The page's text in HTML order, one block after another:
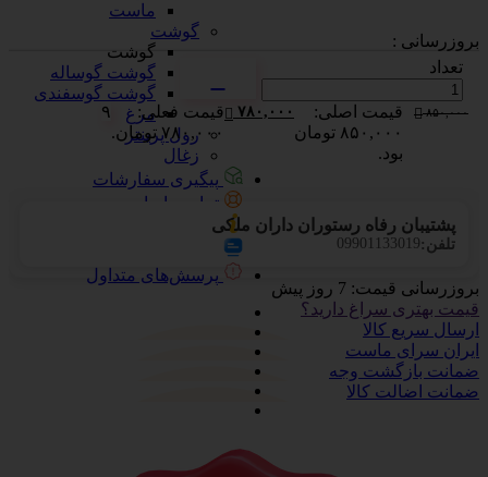
ماست
گوشت
گوشت
گوشت گوساله
گوشت گوسفندی
مرغ
رول پرینتر
زغال
پیگیری سفارشات
تماس با ما
درباره ما
پرسش‌های متداول
بروزرسانی :
تعداد
۸۵۰,۰۰۰
قیمت اصلی:
۸۵۰,۰۰۰ تومان
بود.
۷۸۰,۰۰۰
قیمت فعلی:
۷۸۰,۰۰۰ تومان.
۹
پشتیبان رفاه رستوران داران ملکی
تلفن: 09901133019
بروزرسانی قیمت: 7 روز پیش
قیمت بهتری سراغ دارید؟
ارسال سریع کالا
ایران سرای ماست
ضمانت بازگشت وجه
ضمانت اضالت کالا